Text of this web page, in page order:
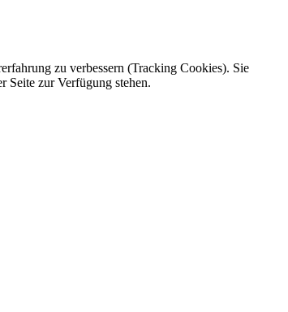
zu verbessern (Tracking Cookies). Sie
Seite zur Verfügung stehen.